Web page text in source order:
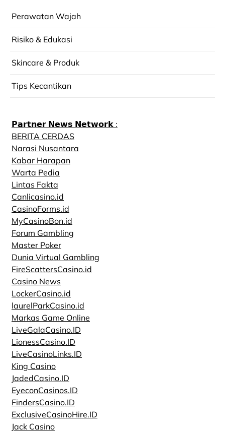
Perawatan Wajah
Risiko & Edukasi
Skincare & Produk
Tips Kecantikan
𝗣𝗮𝗿𝘁𝗻𝗲𝗿 𝗡𝗲𝘄𝘀 𝗡𝗲𝘁𝘄𝗼𝗿𝗸 :
BERITA CERDAS
Narasi Nusantara
Kabar Harapan
Warta Pedia
Lintas Fakta
Canlicasino.id
CasinoForms.id
MyCasinoBon.id
Forum Gambling
Master Poker
Dunia Virtual Gambling
FireScattersCasino.id
Casino News
LockerCasino.id
laurelParkCasino.id
Markas Game Online
LiveGalaCasino.ID
LionessCasino.ID
LiveCasinoLinks.ID
King Casino
JadedCasino.ID
EyeconCasinos.ID
FindersCasino.ID
ExclusiveCasinoHire.ID
Jack Casino